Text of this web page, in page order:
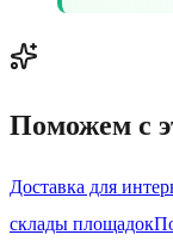
Поможем с
Доставка для
склады площадок